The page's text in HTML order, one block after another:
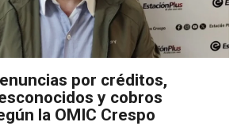
por créditos,
y cobros
la OMIC Crespo